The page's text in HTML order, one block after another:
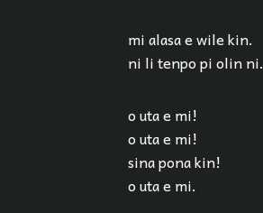
mi alasa e wile kin.
ni li tenpo pi olin ni.
o uta e mi!
o uta e mi!
sina pona kin!
o uta e mi.